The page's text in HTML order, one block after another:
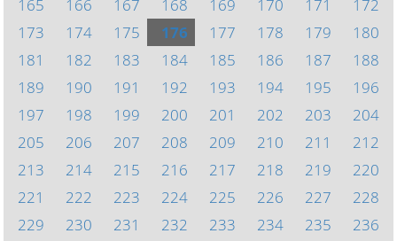
165
166 167 168 169 170 171
172
173
174 175 176 177 178 179
180
181
182 183 184 185 186 187
188
189
190 191 192 193 194 195
196
197
198 199 200 201 202 203
204
205
206 207 208 209 210 211
212
213
214 215 216 217 218 219
220
221
222 223 224 225 226 227
228
229
230 231 232 233 234 235
236